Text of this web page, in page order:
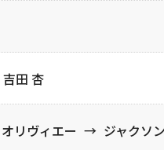
吉田 杏
リヴィエー → ジャクソ